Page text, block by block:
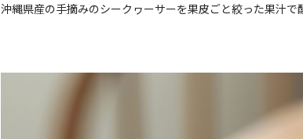
沖縄県産の手摘みのシークヮーサーを果皮ごと絞った果汁